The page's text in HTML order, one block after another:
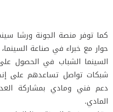
كما توفر منصة الجونة ورشا
حوار مع خبراء في صناعة
السينما الشباب في الحصول
شبكات تواصل تساعدهم على
دعم فني ومادي بمشاركة
المادي.